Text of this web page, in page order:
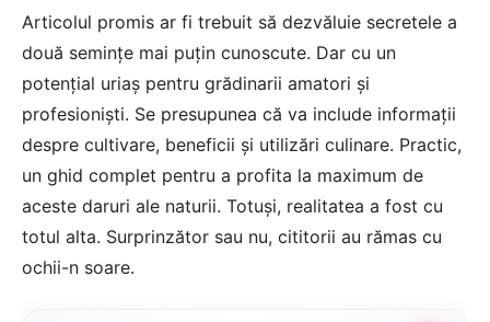
Articolul promis ar fi trebuit să dezvăluie secretele a
două semințe mai puțin cunoscute. Dar cu un
potențial uriaș pentru grădinarii amatori și
profesioniști. Se presupunea că va include informații
despre cultivare, beneficii și utilizări culinare. Practic,
un ghid complet pentru a profita la maximum de
aceste daruri ale naturii. Totuși, realitatea a fost cu
totul alta. Surprinzător sau nu, cititorii au rămas cu
ochii-n soare.